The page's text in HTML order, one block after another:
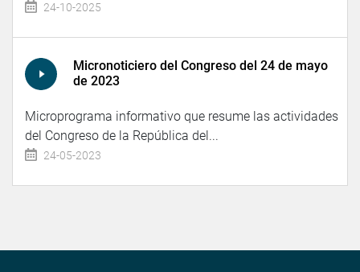
24-10-2025
Micronoticiero del Congreso del 24 de mayo
de 2023
Microprograma informativo que resume las actividades
del Congreso de la República del...
24-05-2023